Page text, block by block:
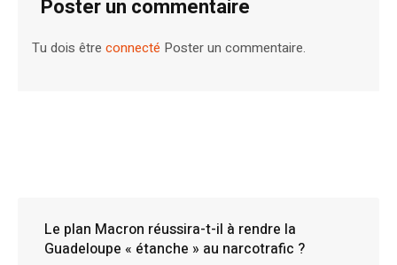
Poster un commentaire
Tu dois êtreconnecté Poster un commentaire.
Le plan Macron réussira-t-il à rendre la
Guadeloupe « étanche » au narcotrafic ?